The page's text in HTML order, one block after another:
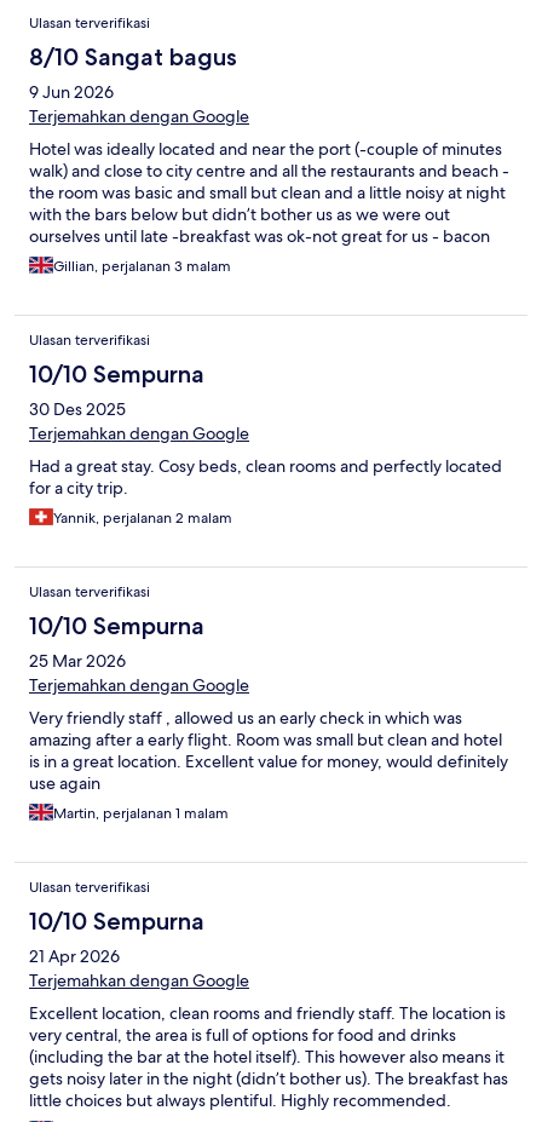
Ulasan terverifikasi
8/10 Sangat bagus
9 Jun 2026
Terjemahkan dengan Google
Hotel was ideally located and near the port (-couple of minutes
walk) and close to city centre and all the restaurants and beach -
the room was basic and small but clean and a little noisy at night
with the bars below but didn’t bother us as we were out
ourselves until late -breakfast was ok-not great for us - bacon
and coleslaw and chicken slices an odd combination -a device to
cook your own boiled eggs (would have liked scrambled but
and some pastries to make up for it so enough to keep us going
- all in all a clean but basic hotel in a good location if you’re not
bothered about luxuries
Gillian, perjalanan 3 malam
Ulasan terverifikasi
10/10 Sempurna
30 Des 2025
Terjemahkan dengan Google
Had a great stay. Cosy beds, clean rooms and perfectly located
for a city trip.
Yannik, perjalanan 2 malam
Ulasan terverifikasi
10/10 Sempurna
25 Mar 2026
Terjemahkan dengan Google
Very friendly staff , allowed us an early check in which was
amazing after a early flight. Room was small but clean and hotel
is in a great location. Excellent value for money, would definitely
use again
Martin, perjalanan 1 malam
Ulasan terverifikasi
10/10 Sempurna
21 Apr 2026
Terjemahkan dengan Google
Excellent location, clean rooms and friendly staff. The location is
very central, the area is full of options for food and drinks
(including the bar at the hotel itself). This however also means it
gets noisy later in the night (didn’t bother us). The breakfast has
little choices but always plentiful. Highly recommended.